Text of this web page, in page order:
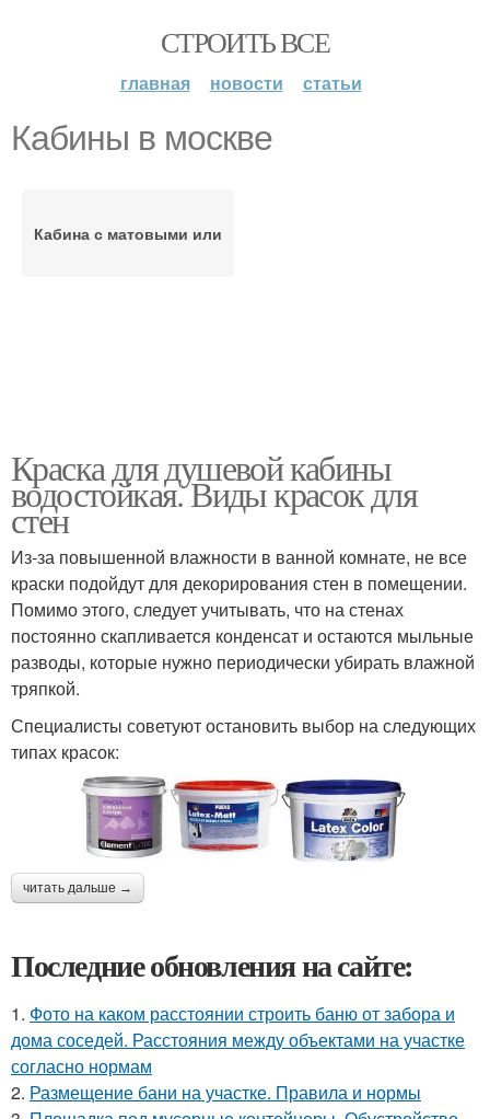
СТРОИТЬ ВСЕ
главная новости статьи
Кабины в москве
Кабина с матовыми или
Краска для душевой кабины
водостойкая. Виды красок для
стен
Из-за повышенной влажности в ванной комнате, не все
краски подойдут для декорирования стен в помещении.
Помимо этого, следует учитывать, что на стенах
постоянно скапливается конденсат и остаются мыльные
разводы, которые нужно периодически убирать влажной
тряпкой.
Специалисты советуют остановить выбор на следующих
типах красок:
читать дальше →
Последние обновления на сайте:
1. Фото на каком расстоянии строить баню от забора и
дома соседей. Расстояния между объектами на участке
согласно нормам
2. Размещение бани на участке. Правила и нормы